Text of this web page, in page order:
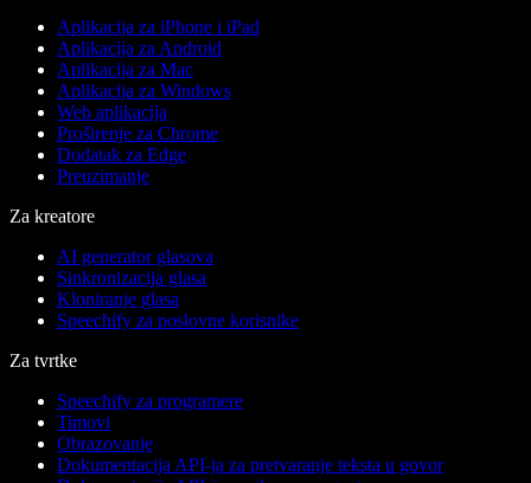
Aplikacija za iPhone i iPad
Aplikacija za Android
Aplikacija za Mac
Aplikacija za Windows
Web aplikacija
Proširenje za Chrome
Dodatak za Edge
Preuzimanje
Za kreatore
AI generator glasova
Sinkronizacija glasa
Kloniranje glasa
Speechify za poslovne korisnike
Za tvrtke
Speechify za programere
Timovi
Obrazovanje
Dokumentacija API-ja za pretvaranje teksta u govor